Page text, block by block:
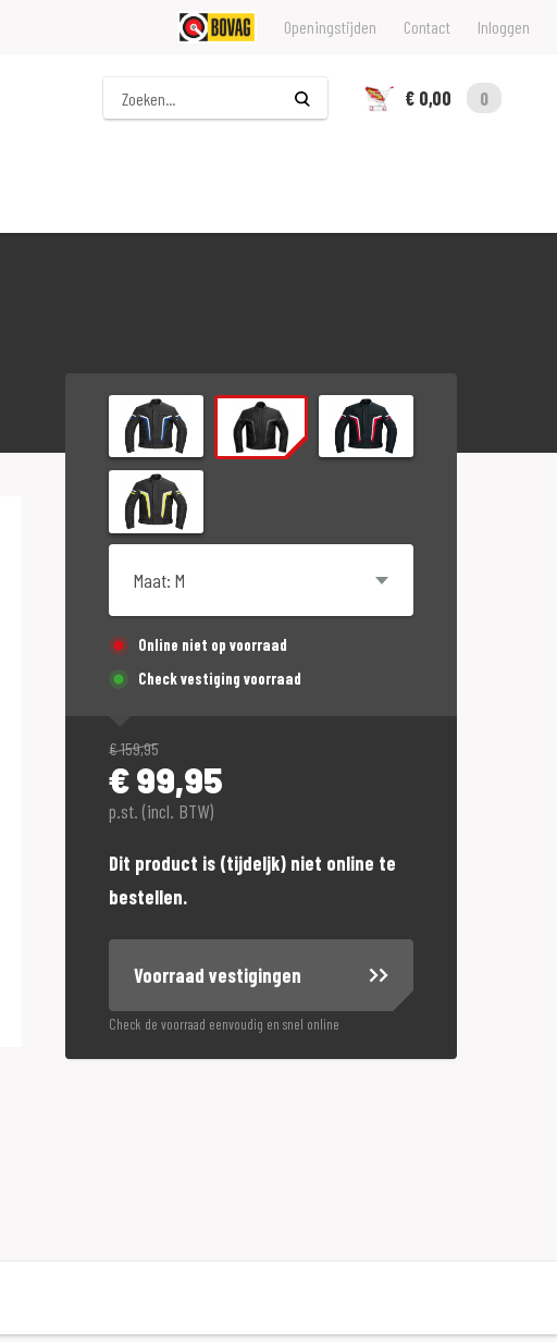
Openingstijden Contact Inloggen
Zoeken
€ 0,00
0
Online niet op voorraad
Check vestiging voorraad
€159,95
€99,95
p.st. (incl. BTW)
Dit product is (tijdeljk) niet online te
bestellen.
Voorraad vestigingen
Check de voorraad eenvoudig en snel online